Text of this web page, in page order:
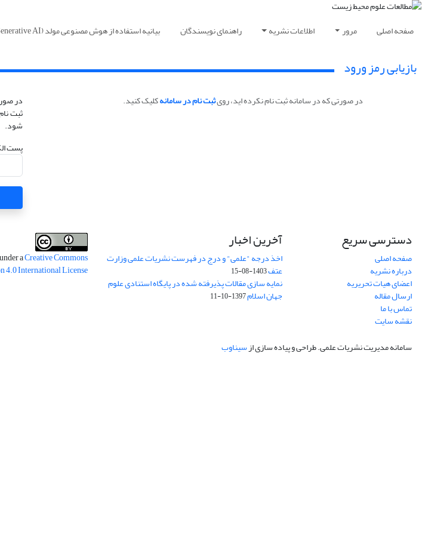
صفحه اصلی مرور اطلاعات نشریه راهنمای نویسندگان بیانیه استفاده از هوش مصنوعی مولد (Generative AI)
بازیابی رمز ورود
در صورتی که در سامانه ثبت نام نکرده اید، رویثبت نام در سامانهکلیک کنید. در
ثبت
شود.
پست
دسترسی سریع
صفحه اصلی
درباره نشریه
اعضای هیات تحریریه
ارسال مقاله
تماس با ما
نقشه سایت
آخرین اخبار
اخذ درجه "علمی" و درج در فهرست نشریات علمی وزارت
عتف1403-08-15
نمایه سازی مقالات پذیرفته شده در پایگاه استنادی علوم
جهان اسلام1397-10-11
aCreative Commons
4.0 International License
سامانه مدیریت نشریات علمی.طراحی و پیاده سازی ازسیناوب